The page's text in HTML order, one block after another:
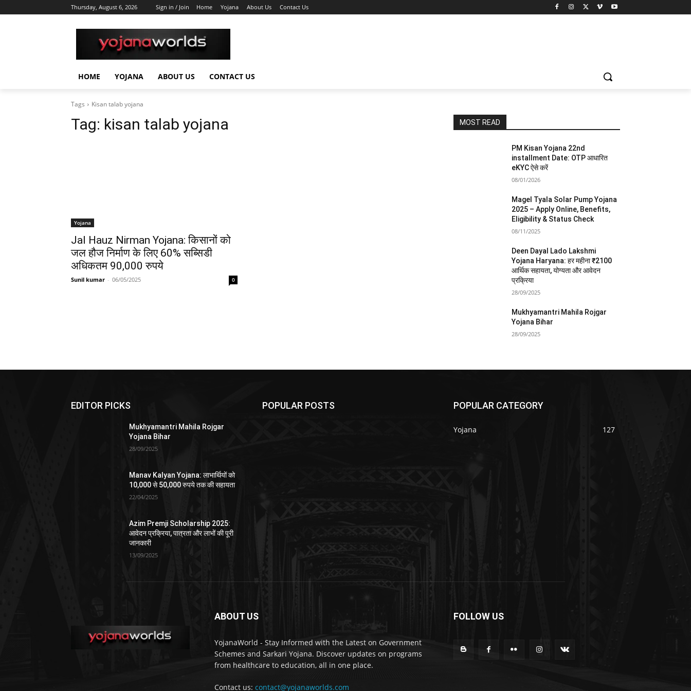
Thursday, August 6, 2026 Sign in / Join Home Yojana About Us Contact Us
HOME YOJANA ABOUT US CONTACT US
Tags Kisan talab yojana
Tag: kisan talab yojana
Yojana
Jal Hauz Nirman Yojana: किसानों को
जल हौज निर्माण के लिए 60% सब्सिडी
अधिकतम 90,000 रुपये
Sunil kumar - 06/05/2025 0
MOST READ
PM Kisan Yojana 22nd
installment Date: OTP आधारित
eKYC ऐसे करें
08/01/2026
Magel Tyala Solar Pump Yojana
2025 – Apply Online, Benefits,
Eligibility & Status Check
08/11/2025
Deen Dayal Lado Lakshmi
Yojana Haryana: हर महीना ₹2100
आर्थिक सहायता, योग्यता और आवेदन
प्रक्रिया
28/09/2025
Mukhyamantri Mahila Rojgar
Yojana Bihar
28/09/2025
EDITOR PICKS
Mukhyamantri Mahila Rojgar
Yojana Bihar
28/09/2025
Manav Kalyan Yojana: लाभार्थियों को
10,000 से 50,000 रुपये तक की सहायता
22/04/2025
Azim Premji Scholarship 2025:
आवेदन प्रक्रिया, पात्रता और लाभों की पूरी
जानकारी
13/09/2025
POPULAR POSTS POPULAR CATEGORY
Yojana 127
ABOUT US
YojanaWorld - Stay Informed with the Latest on Government
Schemes and Sarkari Yojana. Discover updates on programs
from healthcare to education, all in one place.
Contact us: contact@yojanaworlds.com
FOLLOW US